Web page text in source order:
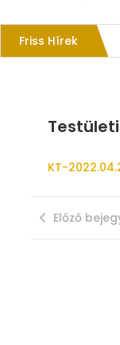
Friss Hírek
KT-
Előző